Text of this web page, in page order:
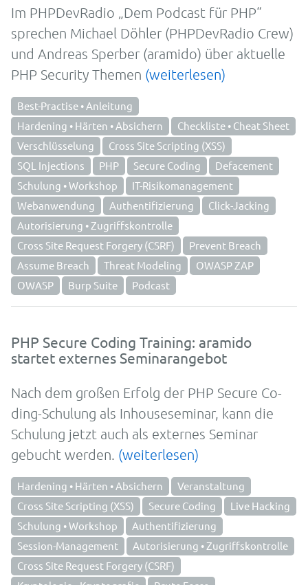
Im PHPDevRadio „Dem Podcast für PHP“
sprechen Michael Döhler (PHPDevRadio Crew)
und Andreas Sperber (aramido) über aktuelle
PHP Security Themen (weiterlesen)
Best-Practise • Anleitung
Hardening • Härten • Absichern
Checkliste • Cheat Sheet
Verschlüsselung
Cross Site Scripting (XSS)
SQL Injections
PHP Secure Coding
Defacement
Schulung • Workshop
IT-Risikomanagement
Webanwendung
Authentifizierung
Click-Jacking
Autorisierung • Zugriffskontrolle
Cross Site Request Forgery (CSRF)
Prevent Breach
Assume Breach
Threat Modeling
OWASP ZAP
OWASP
Burp Suite Podcast
PHP Secure Coding Training: aramido
startet externes Seminarangebot
Nach dem großen Erfolg der PHP Se­cure Co­
ding-Schu­lung als Inhouseseminar, kann die
Schulung jetzt auch als externes Seminar
gebucht werden. (weiterlesen)
Hardening • Härten • Absichern
Veranstaltung
Cross Site Scripting (XSS)
Secure Coding
Live Hacking
Schulung • Workshop
Authentifizierung
Session-Management
Autorisierung • Zugriffskontrolle
Cross Site Request Forgery (CSRF)